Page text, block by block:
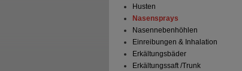
Husten
Nasensprays
Nasennebenhöhlen
Einreibungen & Inhalation
Erkältungsbäder
Erkältungssaft /Trunk
OTRINATURAL Schnupfenspray
Haleon Germany GmbH
Nasendosierspray